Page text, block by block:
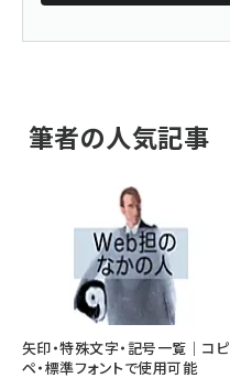
筆者の人気記事
矢印・特殊文字・記号一覧｜コピ
ペ・標準フォントで使用可能